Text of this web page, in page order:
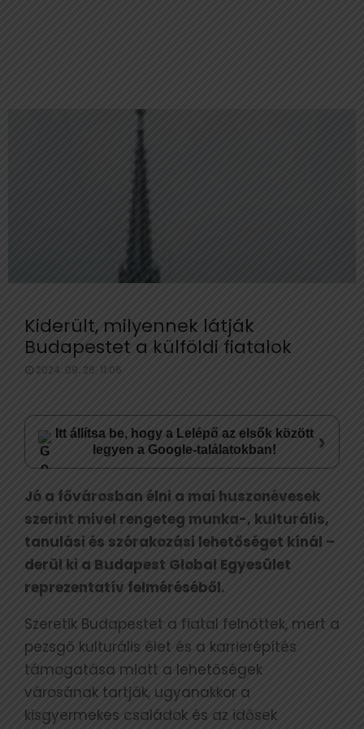
Kiderült, milyennek látják
Budapestet a külföldi fiatalok
2024. 09. 26. 11:06
Itt állítsa be, hogy a Lelépő az elsők között
legyen a Google-találatokban!
›
Jó a fővárosban élni a mai huszonévesek
szerint mivel rengeteg munka-, kulturális,
tanulási és szórakozási lehetőséget kínál –
derül ki a Budapest Global Egyesület
reprezentatív felméréséből.
Szeretik Budapestet a fiatal felnőttek, mert a
pezsgő kulturális élet és a karrierépítés
támogatása miatt a lehetőségek
városának tartják, ugyanakkor a
kisgyermekes családok és az idősek